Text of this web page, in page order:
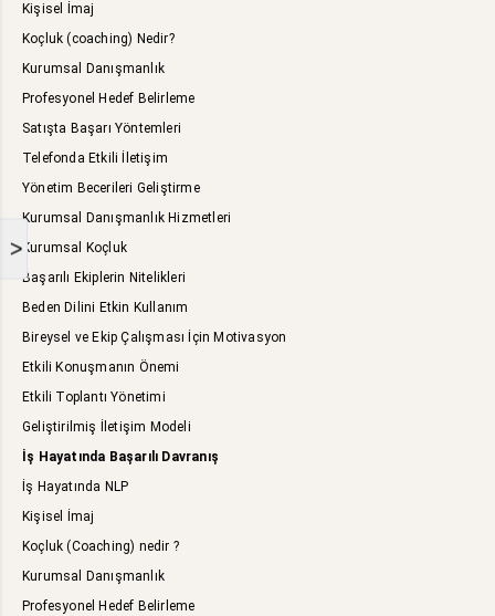
>
Kişisel İmaj
Koçluk (coaching) Nedir?
Kurumsal Danışmanlık
Profesyonel Hedef Belirleme
Satışta Başarı Yöntemleri
Telefonda Etkili İletişim
Yönetim Becerileri Geliştirme
Kurumsal Danışmanlık Hizmetleri
Kurumsal Koçluk
Başarılı Ekiplerin Nitelikleri
Beden Dilini Etkin Kullanım
Bireysel ve Ekip Çalışması İçin Motivasyon
Etkili Konuşmanın Önemi
Etkili Toplantı Yönetimi
Geliştirilmiş İletişim Modeli
İş Hayatında Başarılı Davranış
İş Hayatında NLP
Kişisel İmaj
Koçluk (Coaching) nedir ?
Kurumsal Danışmanlık
Profesyonel Hedef Belirleme